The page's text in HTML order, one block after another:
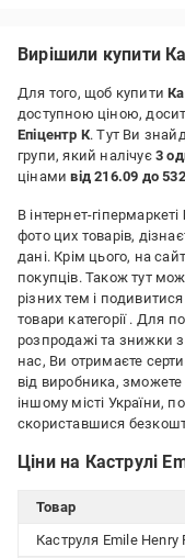
Вирішили купити
Для того, щоб купити
доступною ціною,
Епіцентр К. Тут Ви
групи, який налічує 3
цінамивід 216.09 до
В інтернет-гіпермаркеті
фото цих товарів,
дані. Крім цього, на
покупців. Також тут
різних тем і
товари категорії . Для
розпродажі та знижки
нас, Ви отримаєте
від виробника,
іншому місті України,
скориставшися
Ціни на Каструлі
Товар
Каструля Emile